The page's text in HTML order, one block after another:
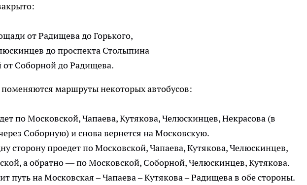
от Радищева до Горького,
до проспекта Столыпина
Соборной до Радищева.
маршруты некоторых автобусов:
по Московской, Чапаева, Кутякова, Челюскинцев, Некрасова (в
Соборную) и снова вернется на Московскую.
сторону проедет по Московской, Чапаева, Кутякова, Челюскинцев,
а обратно — по Московской, Соборной, Челюскинцев, Кутякова.
путь на Московская – Чапаева – Кутякова – Радищева в обе стороны.